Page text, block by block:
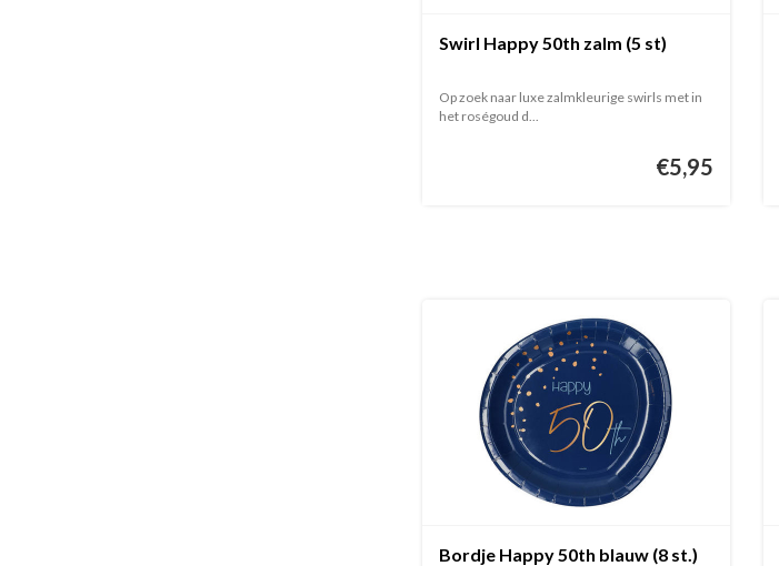
Swirl Happy 50th zalm (5 st)
Op zoek naar luxe zalmkleurige swirls met in
het roségoud d...
€5,95
Bordje Happy 50th blauw (8 st.)